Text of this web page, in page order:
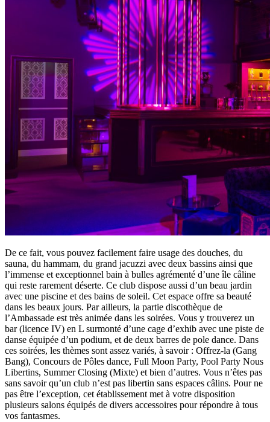
De ce fait, vous pouvez facilement faire usage des douches, du
sauna, du hammam, du grand jacuzzi avec deux bassins ainsi que
l’immense et exceptionnel bain à bulles agrémenté d’une île câline
qui reste rarement déserte. Ce club dispose aussi d’un beau jardin
avec une piscine et des bains de soleil. Cet espace offre sa beauté
dans les beaux jours. Par ailleurs, la partie discothèque de
l’Ambassade est très animée dans les soirées. Vous y trouverez un
bar (licence IV) en L surmonté d’une cage d’exhib avec une piste de
danse équipée d’un podium, et de deux barres de pole dance. Dans
ces soirées, les thèmes sont assez variés, à savoir : Offrez-la (Gang
Bang), Concours de Pôles dance, Full Moon Party, Pool Party Nous
Libertins, Summer Closing (Mixte) et bien d’autres. Vous n’êtes pas
sans savoir qu’un club n’est pas libertin sans espaces câlins. Pour ne
pas être l’exception, cet établissement met à votre disposition
plusieurs salons équipés de divers accessoires pour répondre à tous
vos fantasmes.